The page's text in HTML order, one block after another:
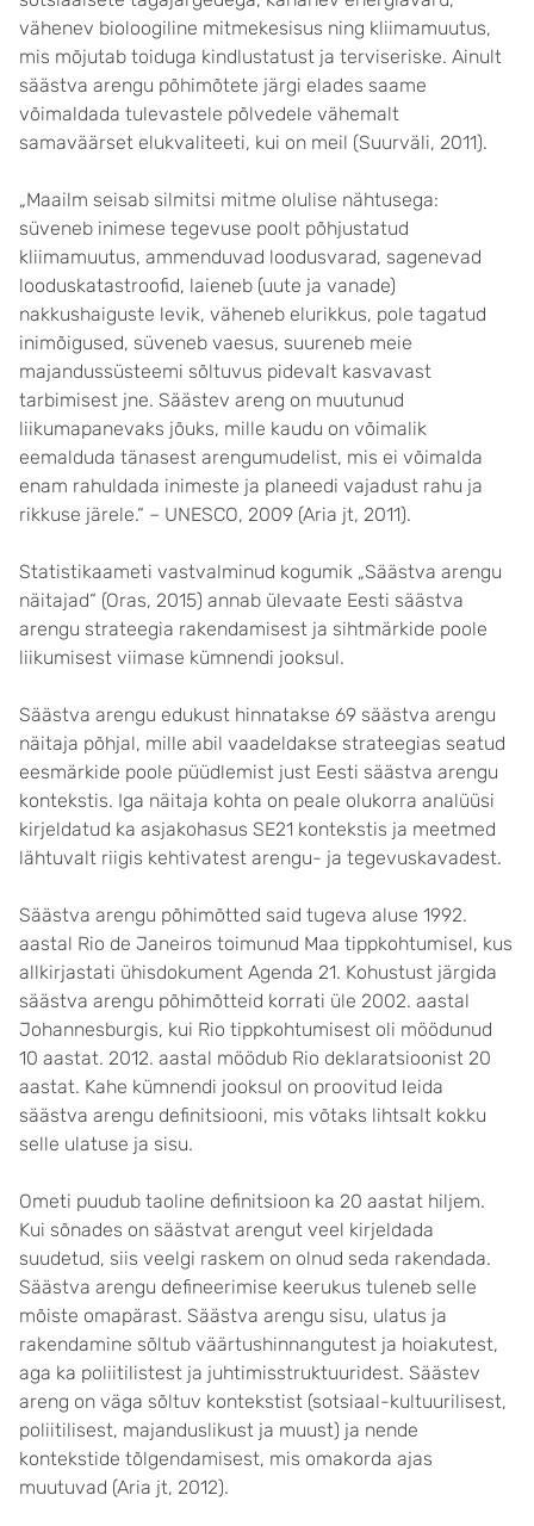
vähenev bioloogiline mitmekesisus ning kliimamuutus,
mis mõjutab toiduga kindlustatust ja terviseriske. Ainult
säästva arengu põhimõtete järgi elades saame
võimaldada tulevastele põlvedele vähemalt
samaväärset elukvaliteeti, kui on meil (Suurväli, 2011).
„Maailm seisab silmitsi mitme olulise nähtusega:
süveneb inimese tegevuse poolt põhjustatud
kliimamuutus, ammenduvad loodusvarad, sagenevad
looduskatastroofid, laieneb (uute ja vanade)
nakkushaiguste levik, väheneb elurikkus, pole tagatud
inimõigused, süveneb vaesus, suureneb meie
majandussüsteemi sõltuvus pidevalt kasvavast
tarbimisest jne. Säästev areng on muutunud
liikumapanevaks jõuks, mille kaudu on võimalik
eemalduda tänasest arengumudelist, mis ei võimalda
enam rahuldada inimeste ja planeedi vajadust rahu ja
rikkuse järele.“ – UNESCO, 2009 (Aria jt, 2011).
Statistikaameti vastvalminud kogumik „Säästva arengu
näitajad“ (Oras, 2015) annab ülevaate Eesti säästva
arengu strateegia rakendamisest ja sihtmärkide poole
liikumisest viimase kümnendi jooksul.
Säästva arengu edukust hinnatakse 69 säästva arengu
näitaja põhjal, mille abil vaadeldakse strateegias seatud
eesmärkide poole püüdlemist just Eesti säästva arengu
kontekstis. Iga näitaja kohta on peale olukorra analüüsi
kirjeldatud ka asjakohasus SE21 kontekstis ja meetmed
lähtuvalt riigis kehtivatest arengu- ja tegevuskavadest.
Säästva arengu põhimõtted said tugeva aluse 1992.
aastal Rio de Janeiros toimunud Maa tippkohtumisel, kus
allkirjastati ühisdokument Agenda 21. Kohustust järgida
säästva arengu põhimõtteid korrati üle 2002. aastal
Johannesburgis, kui Rio tippkohtumisest oli möödunud
10 aastat. 2012. aastal möödub Rio deklaratsioonist 20
aastat. Kahe kümnendi jooksul on proovitud leida
säästva arengu definitsiooni, mis võtaks lihtsalt kokku
selle ulatuse ja sisu.
Ometi puudub taoline definitsioon ka 20 aastat hiljem.
Kui sõnades on säästvat arengut veel kirjeldada
suudetud, siis veelgi raskem on olnud seda rakendada.
Säästva arengu defineerimise keerukus tuleneb selle
mõiste omapärast. Säästva arengu sisu, ulatus ja
rakendamine sõltub väärtushinnangutest ja hoiakutest,
aga ka poliitilistest ja juhtimisstruktuuridest. Säästev
areng on väga sõltuv kontekstist (sotsiaal-kultuurilisest,
poliitilisest, majanduslikust ja muust) ja nende
kontekstide tõlgendamisest, mis omakorda ajas
muutuvad (Aria jt, 2012).